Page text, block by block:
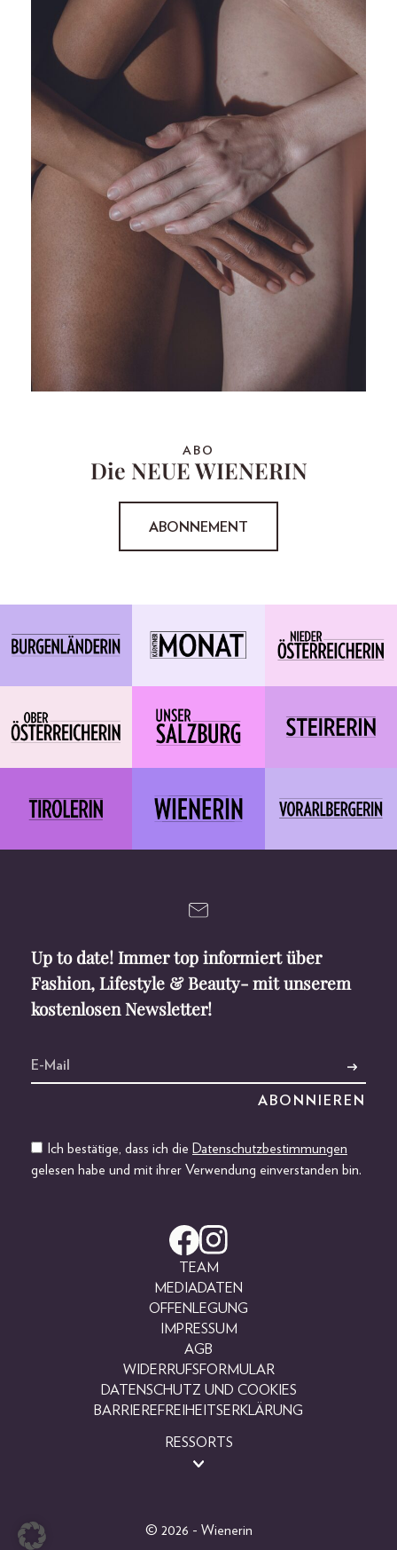
ABO
Die NEUE WIENERIN
ABONNEMENT
Up to date! Immer top informiert über
Fashion, Lifestyle & Beauty- mit unserem
kostenlosen Newsletter!
Ich bestätige, dass ich die Datenschutzbestimmungen
gelesen habe und mit ihrer Verwendung einverstanden bin.
TEAM
MEDIADATEN
OFFENLEGUNG
IMPRESSUM
AGB
WIDERRUFSFORMULAR
DATENSCHUTZ UND COOKIES
BARRIEREFREIHEITSERKLÄRUNG
RESSORTS
© 2026 - Wienerin